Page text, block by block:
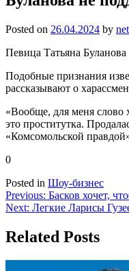
Posted on 26.04.2024 by
Певица Татьяна Буланова
Подобные признания
рассказывают о
«Вообще, для меня слово
это проститутка.
«Комсомольской
0
Posted in Шоу-бизнес
Навигация
по
записям
Previous: Басков хочет,
Next: Легкие Ларисы
Related Posts